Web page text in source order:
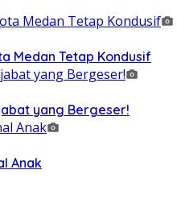
Medan Tetap Kondusif
yang Bergeser!
Anak